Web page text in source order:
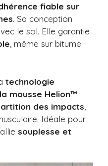
fiable sur
. Sa conception
le sol. Elle garantie
, même sur bitume
technologie
mousse Helion™
des impacts
Idéale pour
souplesse et